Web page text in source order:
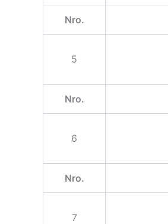
Nro.
5
Nro.
6
Nro.
7